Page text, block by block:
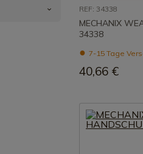
REF: 34338
MECHANIX
34338
7-15 Tage
40,66 €